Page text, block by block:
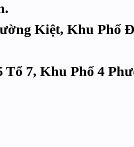
Kiệt, Khu Phố
7, Khu Phố 4